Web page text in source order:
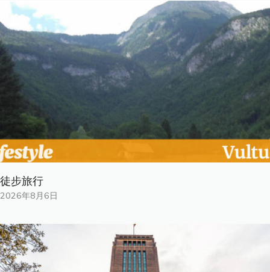
徒步旅行
2026年8月6日